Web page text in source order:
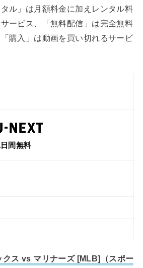
ル」は月額料金に加えレンタル料
ービス、「無料配信」は完全無料
購入」は動画を買い切れるサービ
間無料
クス vs マリナーズ [MLB]（スポー